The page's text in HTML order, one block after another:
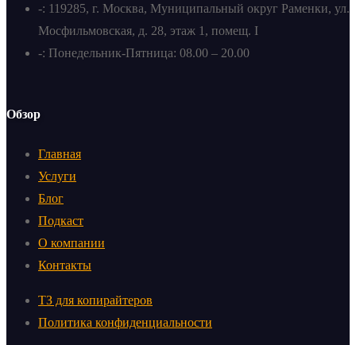
-: 119285, г. Москва, Муниципальный округ Раменки, ул.
Мосфильмовская, д. 28, этаж 1, помещ. I
-: Понедельник-Пятница: 08.00 – 20.00
Обзор
Главная
Услуги
Блог
Подкаст
О компании
Контакты
ТЗ для копирайтеров
Политика конфиденциальности